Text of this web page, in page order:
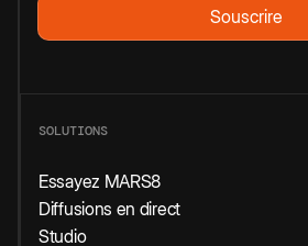
SOLUTIONS
Essayez MARS8
Diffusions en direct
Studio